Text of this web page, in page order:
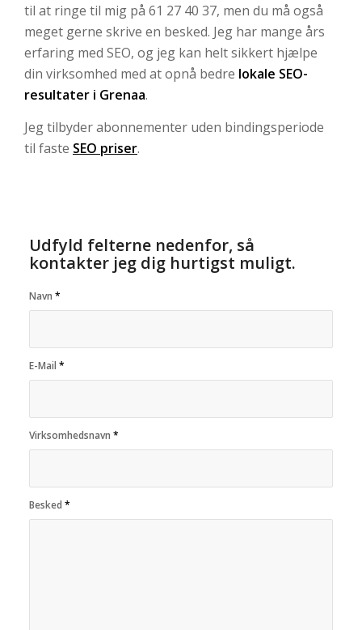
til at ringe til mig på 61 27 40 37, men du må også
meget gerne skrive en besked. Jeg har mange års
erfaring med SEO, og jeg kan helt sikkert hjælpe
din virksomhed med at opnå bedre lokale SEO-
resultater i Grenaa.
Jeg tilbyder abonnementer uden bindingsperiode
til faste SEO priser.
Udfyld felterne nedenfor, så
kontakter jeg dig hurtigst muligt.
Navn *
E-Mail *
Virksomhedsnavn *
Besked *